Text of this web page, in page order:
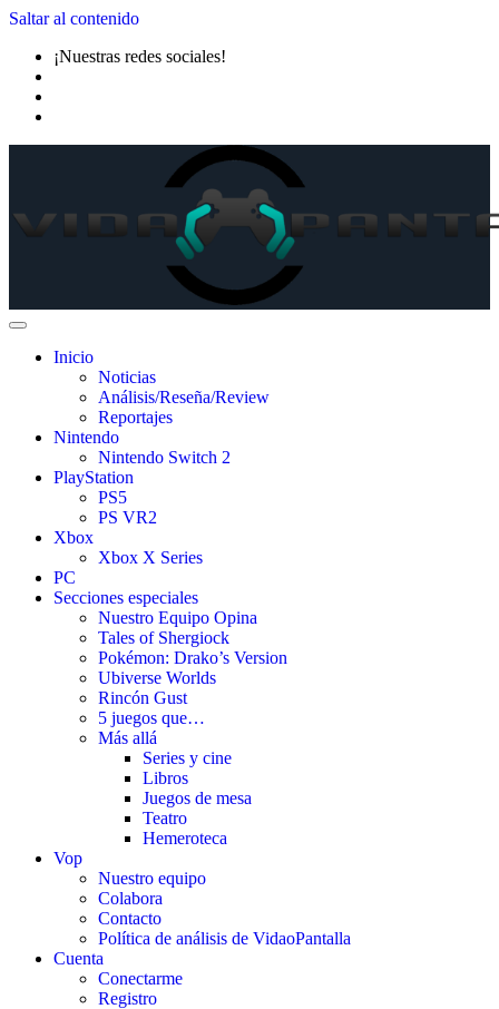
Saltar al contenido
¡Nuestras redes sociales!
Inicio
Noticias
Análisis/Reseña/Review
Reportajes
Nintendo
Nintendo Switch 2
PlayStation
PS5
PS VR2
Xbox
Xbox X Series
PC
Secciones especiales
Nuestro Equipo Opina
Tales of Shergiock
Pokémon: Drako’s Version
Ubiverse Worlds
Rincón Gust
5 juegos que…
Más allá
Series y cine
Libros
Juegos de mesa
Teatro
Hemeroteca
Vop
Nuestro equipo
Colabora
Contacto
Política de análisis de VidaoPantalla
Cuenta
Conectarme
Registro